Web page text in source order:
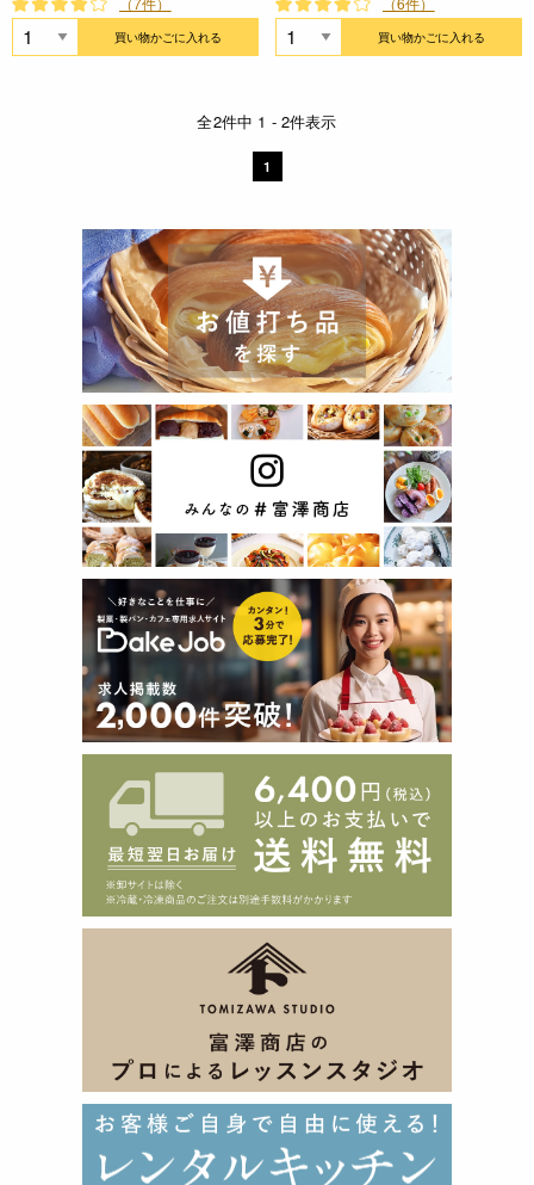
買い物かごに入れる 買い物かごに入れる
全2件中 1 - 2件表示
1